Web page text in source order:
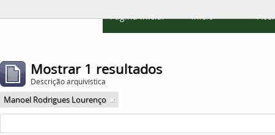
Página inicial Início
Mostrar 1 resultados
Descrição arquivística
Manoel Rodrigues Lourenço